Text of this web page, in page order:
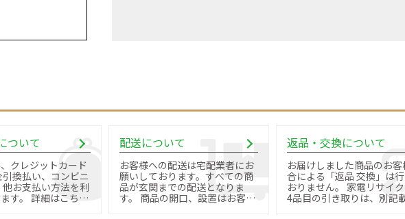
ついて
クレジットカード
換払い、コンビニ
お支払い方法を利
はこちら
配送について
お客様への配送は宅配業者にお
願いしております。すべての商
品が玄関までの配送となりま
す。 商品の開口、設置はお客様
返品・交換について
お届けしました商品のお客
合による「返品 交換」は
おりません。 家電リサイクル品
4品目の引き取りは、別記